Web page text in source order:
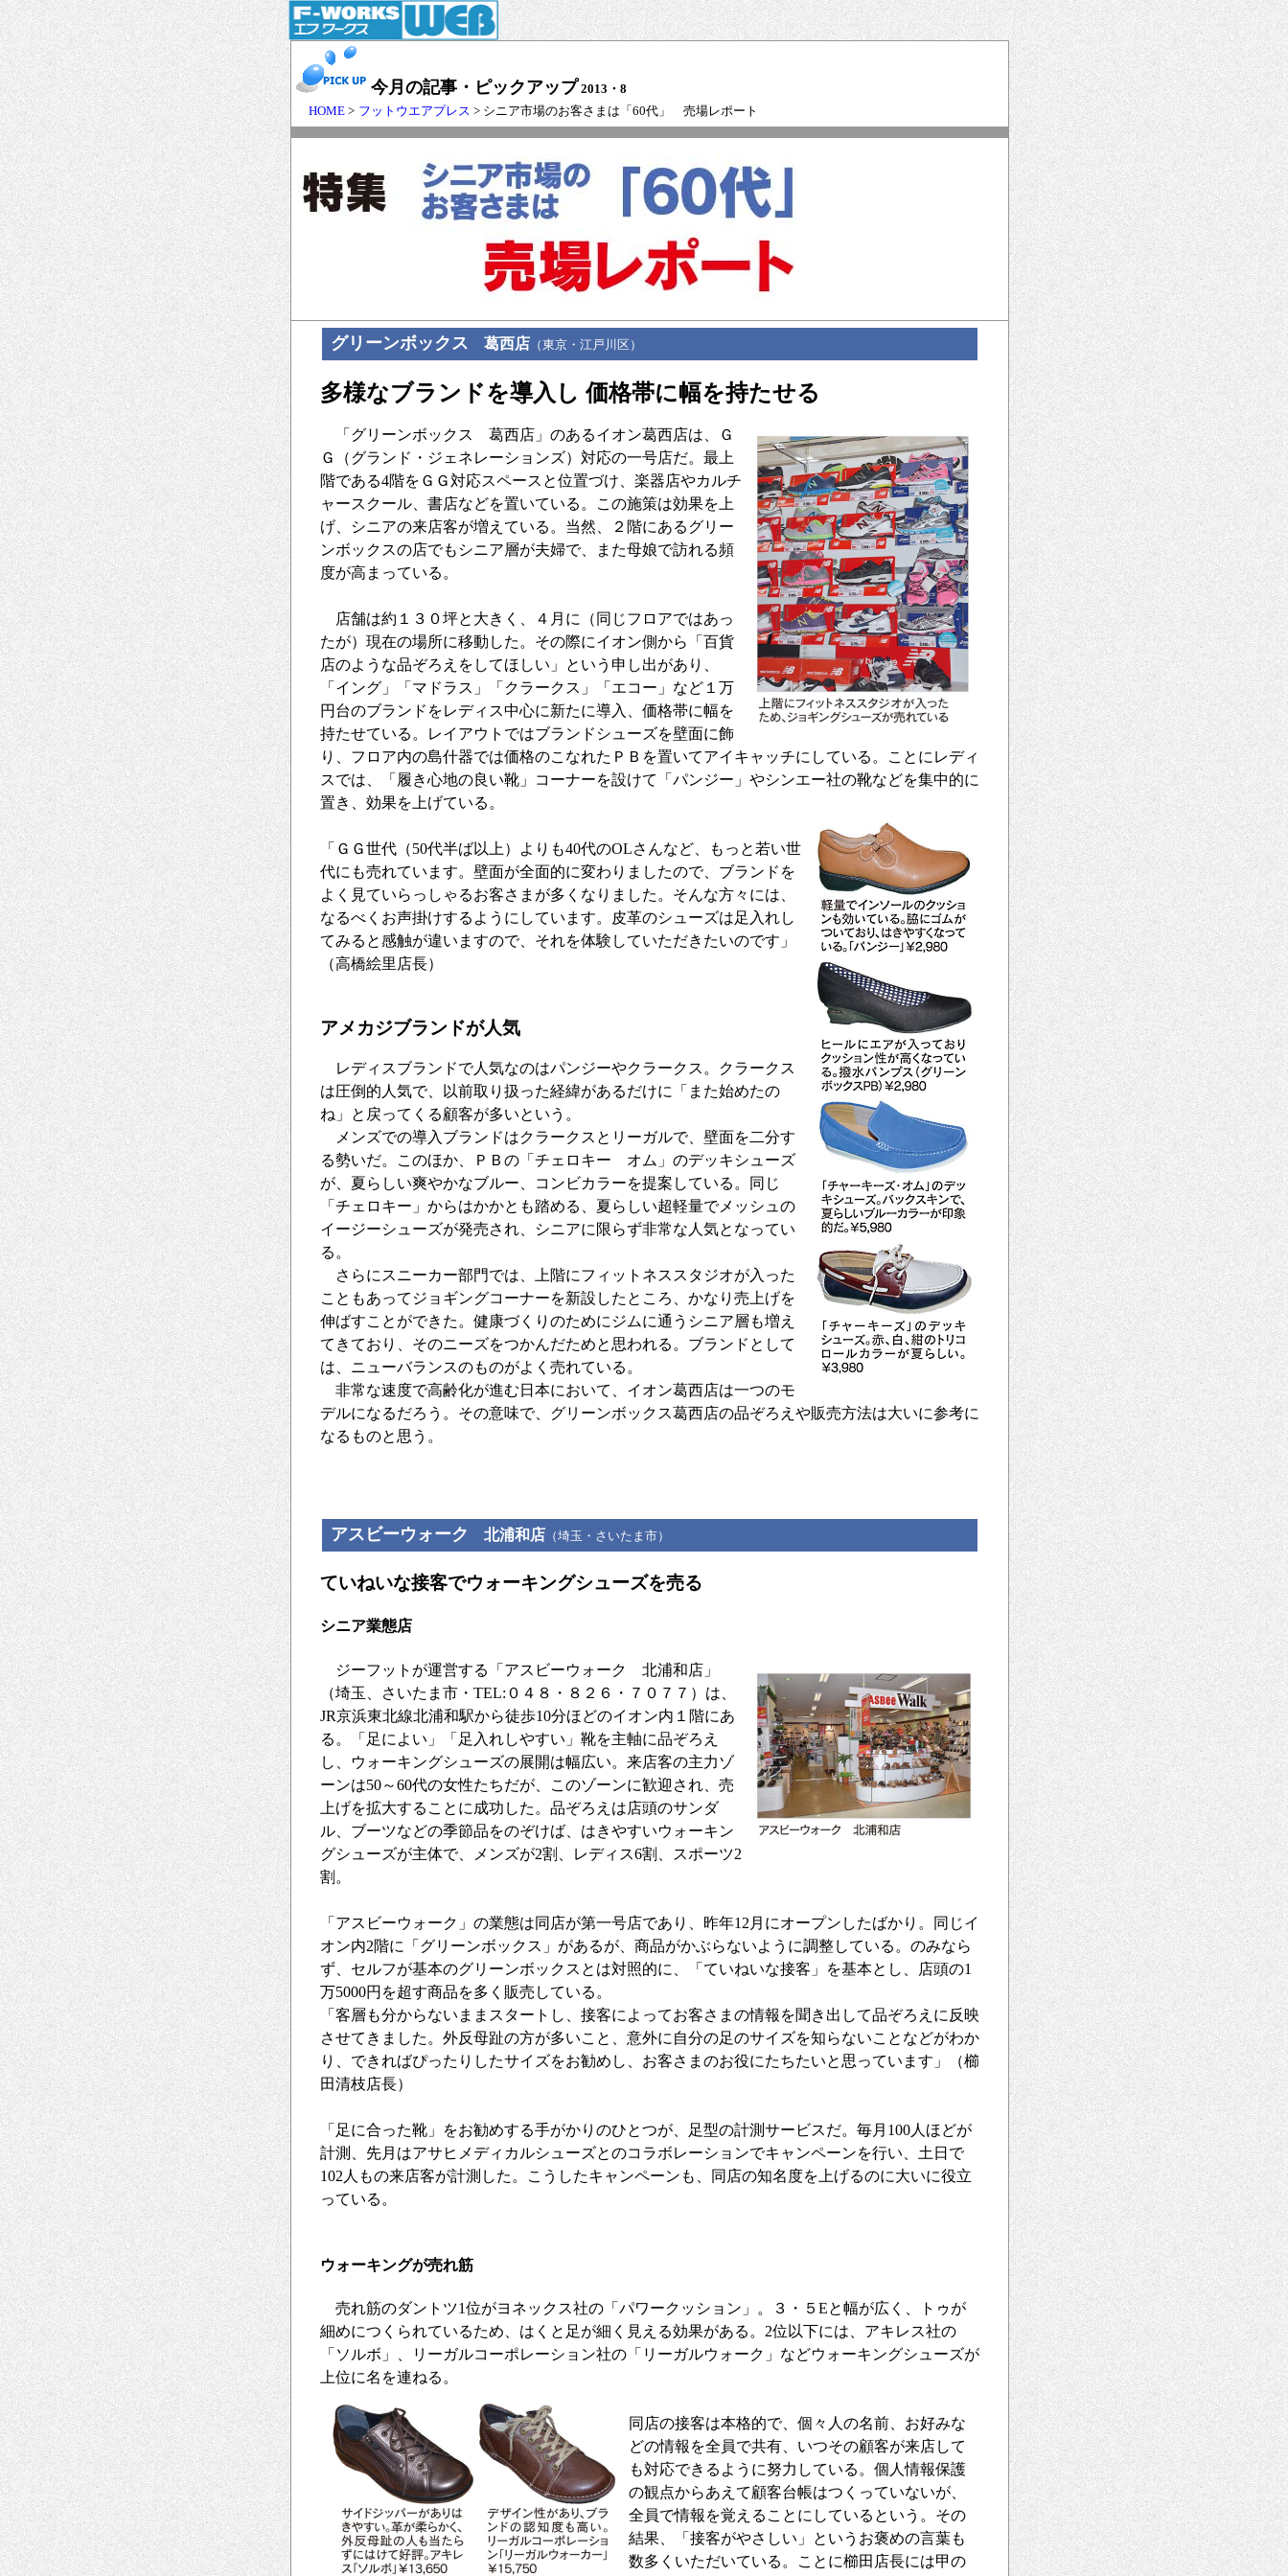
今月の記事・ピックアップ 2013・8
HOME > フットウエアプレス > シニア市場のお客さまは「60代」 売場レポート
グリーンボックス 葛西店 （東京・江戸川区）
多様なブランドを導入し 価格帯に幅を持たせる
「グリーンボックス 葛西店」のあるイオン葛西店は、Ｇ
Ｇ（グランド・ジェネレーションズ）対応の一号店だ。最上
階である4階をＧＧ対応スペースと位置づけ、楽器店やカルチ
ャースクール、書店などを置いている。この施策は効果を上
げ、シニアの来店客が増えている。当然、２階にあるグリー
ンボックスの店でもシニア層が夫婦で、また母娘で訪れる頻
度が高まっている。
店舗は約１３０坪と大きく、４月に（同じフロアではあっ
たが）現在の場所に移動した。その際にイオン側から「百貨
店のような品ぞろえをしてほしい」という申し出があり、
「イング」「マドラス」「クラークス」「エコー」など１万
円台のブランドをレディス中心に新たに導入、価格帯に幅を
持たせている。レイアウトではブランドシューズを壁面に飾
り、フロア内の島什器では価格のこなれたＰＢを置いてアイキャッチにしている。ことにレディ
スでは、「履き心地の良い靴」コーナーを設けて「パンジー」やシンエー社の靴などを集中的に
置き、効果を上げている。
「ＧＧ世代（50代半ば以上）よりも40代のOLさんなど、もっと若い世
代にも売れています。壁面が全面的に変わりましたので、ブランドを
よく見ていらっしゃるお客さまが多くなりました。そんな方々には、
なるべくお声掛けするようにしています。皮革のシューズは足入れし
てみると感触が違いますので、それを体験していただきたいのです」
（高橋絵里店長）
アメカジブランドが人気
レディスブランドで人気なのはパンジーやクラークス。クラークス
は圧倒的人気で、以前取り扱った経緯があるだけに「また始めたの
ね」と戻ってくる顧客が多いという。
メンズでの導入ブランドはクラークスとリーガルで、壁面を二分す
る勢いだ。このほか、ＰＢの「チェロキー オム」のデッキシューズ
が、夏らしい爽やかなブルー、コンビカラーを提案している。同じ
「チェロキー」からはかかとも踏める、夏らしい超軽量でメッシュの
イージーシューズが発売され、シニアに限らず非常な人気となってい
る。
さらにスニーカー部門では、上階にフィットネススタジオが入った
こともあってジョギングコーナーを新設したところ、かなり売上げを
伸ばすことができた。健康づくりのためにジムに通うシニア層も増え
てきており、そのニーズをつかんだためと思われる。ブランドとして
は、ニューバランスのものがよく売れている。
非常な速度で高齢化が進む日本において、イオン葛西店は一つのモ
デルになるだろう。その意味で、グリーンボックス葛西店の品ぞろえや販売方法は大いに参考に
なるものと思う。
アスビーウォーク 北浦和店 （埼玉・さいたま市）
ていねいな接客でウォーキングシューズを売る
シニア業態店
ジーフットが運営する「アスビーウォーク 北浦和店」
（埼玉、さいたま市・TEL:０４８・８２６・７０７７）は、
JR京浜東北線北浦和駅から徒歩10分ほどのイオン内１階にあ
る。「足によい」「足入れしやすい」靴を主軸に品ぞろえ
し、ウォーキングシューズの展開は幅広い。来店客の主力ゾ
ーンは50～60代の女性たちだが、このゾーンに歓迎され、売
上げを拡大することに成功した。品ぞろえは店頭のサンダ
ル、ブーツなどの季節品をのぞけば、はきやすいウォーキン
グシューズが主体で、メンズが2割、レディス6割、スポーツ2
割。
「アスビーウォーク」の業態は同店が第一号店であり、昨年12月にオープンしたばかり。同じイ
オン内2階に「グリーンボックス」があるが、商品がかぶらないように調整している。のみなら
ず、セルフが基本のグリーンボックスとは対照的に、「ていねいな接客」を基本とし、店頭の1
万5000円を超す商品を多く販売している。
「客層も分からないままスタートし、接客によってお客さまの情報を聞き出して品ぞろえに反映
させてきました。外反母趾の方が多いこと、意外に自分の足のサイズを知らないことなどがわか
り、できればぴったりしたサイズをお勧めし、お客さまのお役にたちたいと思っています」（櫛
田清枝店長）
「足に合った靴」をお勧めする手がかりのひとつが、足型の計測サービスだ。毎月100人ほどが
計測、先月はアサヒメディカルシューズとのコラボレーションでキャンペーンを行い、土日で
102人もの来店客が計測した。こうしたキャンペーンも、同店の知名度を上げるのに大いに役立
っている。
ウォーキングが売れ筋
売れ筋のダントツ1位がヨネックス社の「パワークッション」。３・５Eと幅が広く、トゥが
細めにつくられているため、はくと足が細く見える効果がある。2位以下には、アキレス社の
「ソルボ」、リーガルコーポレーション社の「リーガルウォーク」などウォーキングシューズが
上位に名を連ねる。
同店の接客は本格的で、個々人の名前、お好みな
どの情報を全員で共有、いつその顧客が来店して
も対応できるように努力している。個人情報保護
の観点からあえて顧客台帳はつくっていないが、
全員で情報を覚えることにしているという。その
結果、「接客がやさしい」というお褒めの言葉も
数多くいただいている。ことに櫛田店長には甲の